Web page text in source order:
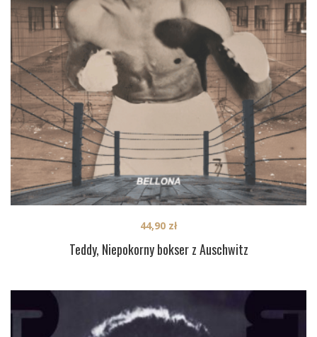
Teddy, Niepokorny bokser z Auschwitz
44,90 zł